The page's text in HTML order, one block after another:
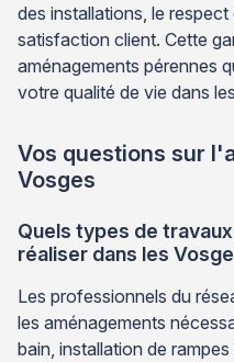
des installations, le
satisfaction client. Cette
aménagements pérennes
votre qualité de vie dans
Vos questions sur
Vosges
Quels types de
réaliser dans les
Les professionnels du
les aménagements
bain, installation de